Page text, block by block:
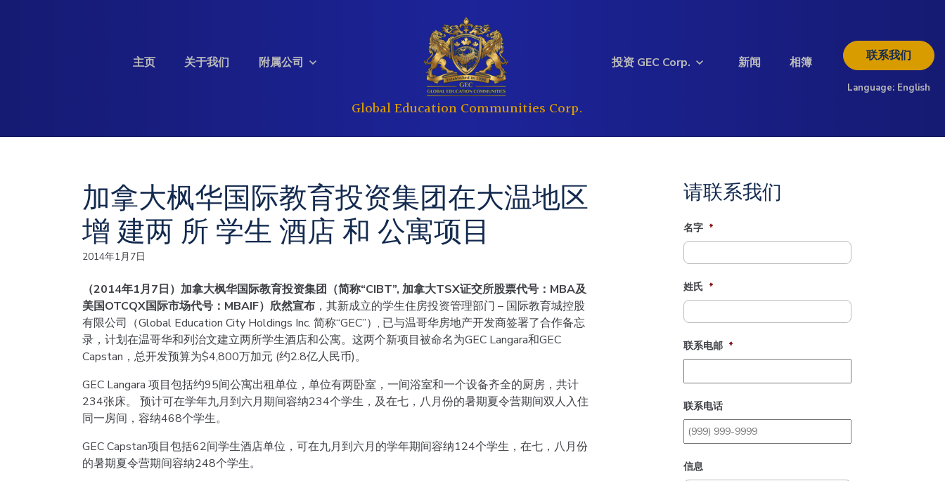
主页 关于我们 附属公司
Global Education Communities Corp.
投资 GEC Corp. 新闻 相簿 联系我们
Language: English
定期提交文件
公司管理
分析师报告
投资问答
请查阅以下投资者资料
下载简介
加拿大枫华国际教育投资集团在大温地区
增 建两 所 学生 酒店 和 公寓项目
2014年1月7日
（2014年1月7日）加拿大枫华国际教育投资集团（简称“CIBT”, 加拿大TSX证交所股票代号：MBA及
美国OTCQX国际市场代号：MBAIF）欣然宣布 ，其新成立的学生住房投资管理部门 – 国际教育城控股
有限公司（Global Education City Holdings Inc. 简称“GEC”）, 已与温哥华房地产开发商签署了合作备忘
录，计划在温哥华和列治文建立两所学生酒店和公寓。这两个新项目被命名为GEC Langara和GEC
Capstan，总开发预算为$4,800万加元 (约2.8亿人民币)。
GEC Langara 项目包括约95间公寓出租单位，单位有两卧室，一间浴室和一个设备齐全的厨房，共计
234张床。 预计可在学年九月到六月期间容纳234个学生，及在七，八月份的暑期夏令营期间双人入住
同一房间，容纳468个学生。
GEC Capstan项目包括62间学生酒店单位，可在九月到六月的学年期间容纳124个学生，在七，八月份
的暑期夏令营期间容纳248个学生。
请联系我们
名字 *
姓氏 *
联系电邮 *
联系电话
信息